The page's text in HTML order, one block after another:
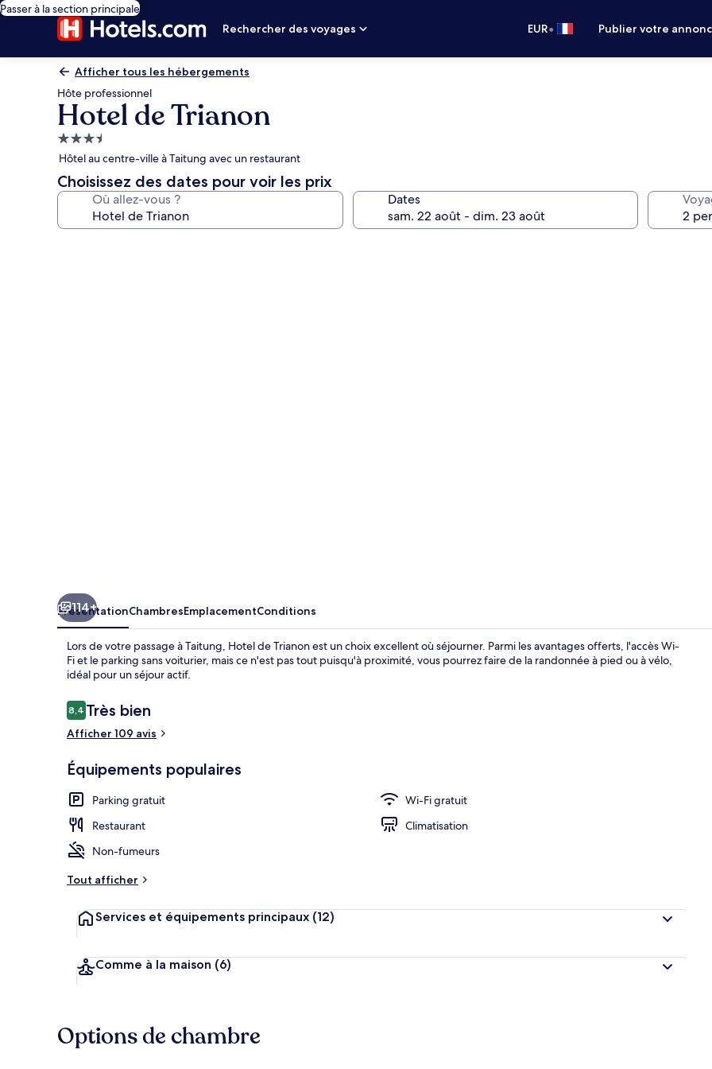
Passer à la section principale
Rechercher des voyages
EUR• Publier votre
Afficher tous les hébergements
Hôte professionnel
Hotel de Trianon
Hébergement
3.5 étoiles
Hôtel au centre-ville à Taitung avec un restaurant
Choisissez des dates pour voir les prix
Où allez-vous ? Dates
114+
PrésentationChambresEmplacementConditions
Lors de votre passage à Taitung, Hotel de Trianon est un choix excellent où séjourner. Parmi les avantages offerts, l'accès Wi-
Fi et le parking sans voiturier, mais ce n'est pas tout puisqu'à proximité, vous pourrez faire de la randonnée à pied ou à vélo,
idéal pour un séjour actif.
Avis
voyageurs
8,48,4 sur 10
Très bien
Afficher 109 avis
Équipements populaires
Parking gratuit
Wi-Fi gratuit
Restaurant
Climatisation
Non-fumeurs
Tout afficher
Services et équipements principaux (12)
Comme à la maison (6)
Options de chambre